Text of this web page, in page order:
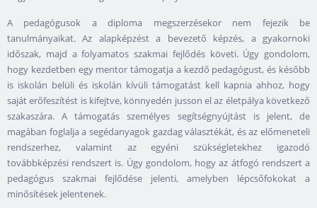
A pedagógusok a diploma megszerzésekor nem fejezik be
tanulmányaikat. Az alapképzést a bevezető képzés, a gyakornoki
időszak, majd a folyamatos szakmai fejlődés követi. Úgy gondolom,
hogy kezdetben egy mentor támogatja a kezdő pedagógust, és később
is iskolán belüli és iskolán kívüli támogatást kell kapnia ahhoz, hogy
saját erőfeszítést is kifejtve, könnyedén jusson el az életpálya következő
szakaszára. A támogatás személyes segítségnyújtást is jelent, de
magában foglalja a segédanyagok gazdag választékát, és az előmeneteli
rendszerhez, valamint az egyéni szükségletekhez igazodó
továbbképzési rendszert is. Úgy gondolom, hogy az átfogó rendszert a
pedagógus szakmai fejlődése jelenti, amelyben lépcsőfokokat a
minősítések jelentenek.